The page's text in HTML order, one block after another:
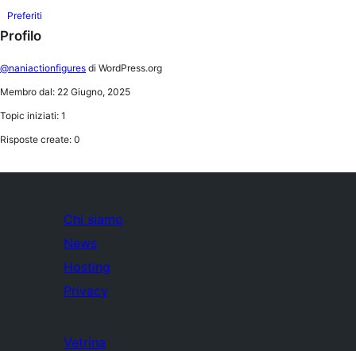
Preferiti
Profilo
@naniactionfigures di WordPress.org
Membro dal: 22 Giugno, 2025
Topic iniziati: 1
Risposte create: 0
Chi siamo
News
Hosting
Privacy
Vetrina